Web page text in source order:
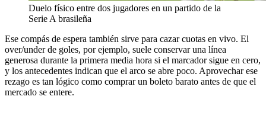
Duelo físico entre dos jugadores en un partido de la
Serie A brasileña
Ese compás de espera también sirve para cazar cuotas en vivo. El
over/under de goles, por ejemplo, suele conservar una línea
generosa durante la primera media hora si el marcador sigue en cero,
y los antecedentes indican que el arco se abre poco. Aprovechar ese
rezago es tan lógico como comprar un boleto barato antes de que el
mercado se entere.